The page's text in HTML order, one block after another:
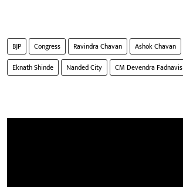
BJP Congress Ravindra Chavan Ashok Chavan
Eknath Shinde
Nanded City CM Devendra Fadnavis